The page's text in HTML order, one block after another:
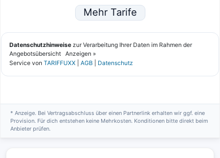
* Anzeige. Bei Vertragsabschluss über einen Partnerlink erhalten wir ggf. eine
Provision. Für dich entstehen keine Mehrkosten. Konditionen bitte direkt beim
Anbieter prüfen.